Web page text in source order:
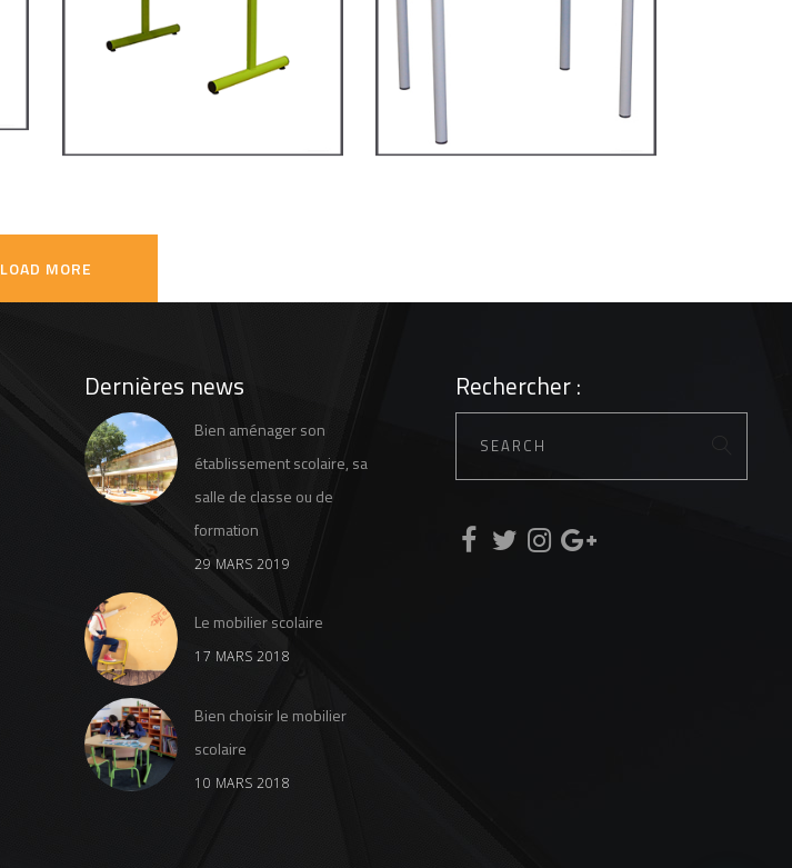
TABLES SECONDAIRE
LOAD MORE
Dernières news
Bien aménager son
établissement scolaire, sa
salle de classe ou de
formation
29 MARS 2019
Le mobilier scolaire
17 MARS 2018
Bien choisir le mobilier
scolaire
10 MARS 2018
Rechercher :